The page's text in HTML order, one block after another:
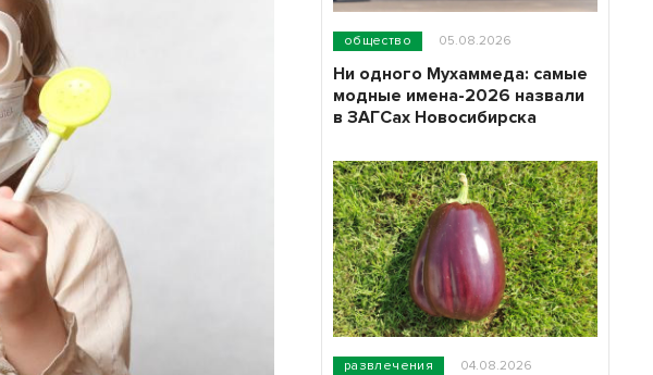
общество 05.08.2026
Ни одного Мухаммеда: самые
модные имена-2026 назвали
в ЗАГСах Новосибирска
развлечения 04.08.2026